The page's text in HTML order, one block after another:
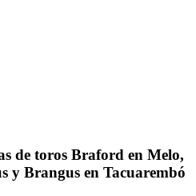
de toros Braford en Melo,
y Brangus en Tacuarembó